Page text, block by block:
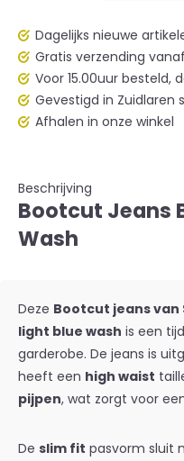
Dagelijks nieuwe
Gratis verzending
Voor 15.00uur besteld,
Gevestigd in Zuidlaren
Afhalen in onze winkel
Beschrijving
Bootcut Jeans
Wash
Deze Bootcut jeans
light blue wash is een
garderobe. De jeans is
heeft een high waist
pijpen, wat zorgt voor
De slim fit pasvorm sluit